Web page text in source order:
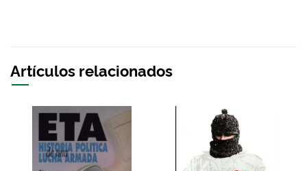
Artículos relacionados